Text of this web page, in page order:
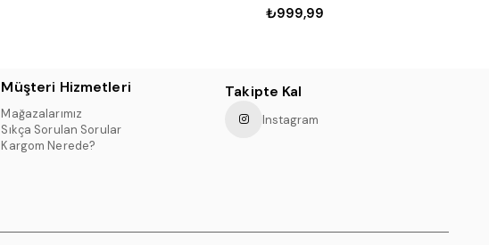
₺999,99
Müşteri Hizmetleri
Mağazalarımız
Sıkça Sorulan Sorular
Kargom Nerede?
Takipte Kal
Instagram